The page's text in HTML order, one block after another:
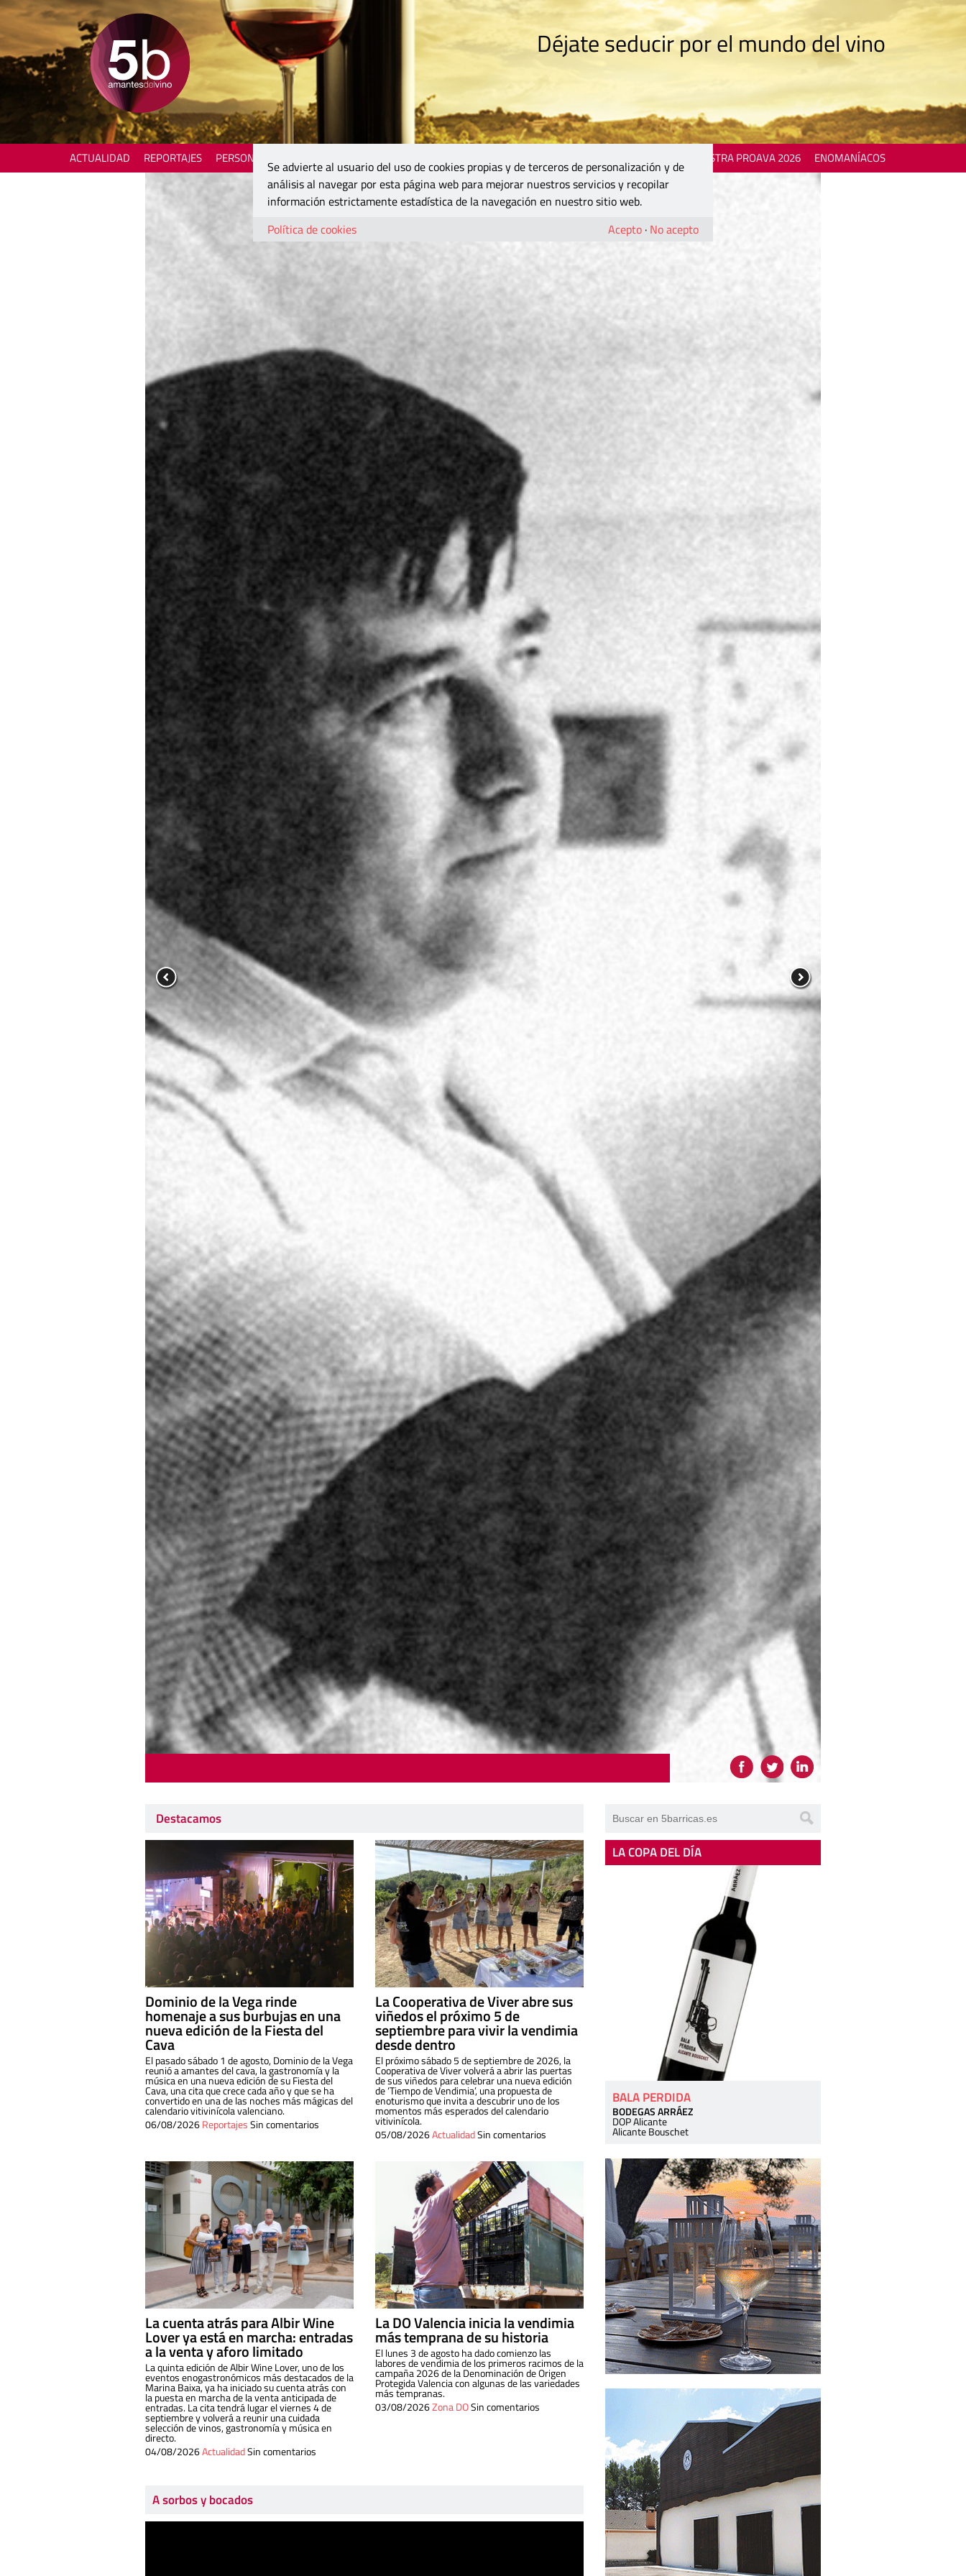
Déjate seducir por el mundo del vino
ACTUALIDAD REPORTAJES PERSONAJES MOSTRA PROAVA 2026 ENOMANÍACOS
Destacamos
Dominio de la Vega rinde
homenaje a sus burbujas en una
nueva edición de la Fiesta del
Cava
El pasado sábado 1 de agosto, Dominio de la Vega
reunió a amantes del cava, la gastronomía y la
música en una nueva edición de su Fiesta del
Cava, una cita que crece cada año y que se ha
convertido en una de las noches más mágicas del
calendario vitivinícola valenciano.
06/08/2026ReportajesSin comentarios
La Cooperativa de Viver abre sus
viñedos el próximo 5 de
septiembre para vivir la vendimia
desde dentro
El próximo sábado 5 de septiembre de 2026, la
Cooperativa de Viver volverá a abrir las puertas
de sus viñedos para celebrar una nueva edición
de ‘Tiempo de Vendimia’, una propuesta de
enoturismo que invita a descubrir uno de los
momentos más esperados del calendario
vitivinícola.
05/08/2026ActualidadSin comentarios
La cuenta atrás para Albir Wine
Lover ya está en marcha: entradas
a la venta y aforo limitado
La quinta edición de Albir Wine Lover, uno de los
eventos enogastronómicos más destacados de la
Marina Baixa, ya ha iniciado su cuenta atrás con
la puesta en marcha de la venta anticipada de
entradas. La cita tendrá lugar el viernes 4 de
septiembre y volverá a reunir una cuidada
selección de vinos, gastronomía y música en
directo.
04/08/2026ActualidadSin comentarios
La DO Valencia inicia la vendimia
más temprana de su historia
El lunes 3 de agosto ha dado comienzo las
labores de vendimia de los primeros racimos de la
campaña 2026 de la Denominación de Origen
Protegida Valencia con algunas de las variedades
más tempranas.
03/08/2026Zona DOSin comentarios
A sorbos y bocados
LA COPA DEL DÍA
BALA PERDIDA
BODEGAS ARRÁEZ
DOP Alicante
Alicante Bouschet
Se advierte al usuario del uso de cookies propias y de terceros de personalización y de
análisis al navegar por esta página web para mejorar nuestros servicios y recopilar
información estrictamente estadística de la navegación en nuestro sitio web.
Política de cookies
Acepto · No acepto